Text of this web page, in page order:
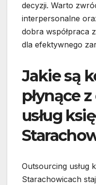
decyzji. Warto
interpersonalne
dobra współpraca
dla efektywnego
Jakie są
płynące
usług
Outsourcing usług
Starachowicach